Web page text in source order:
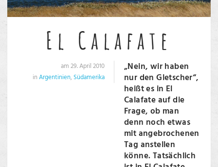
El Calafate
am 29. April 2010
inArgentinien, Südamerika
„Nein, wir haben
nur den Gletscher“,
heißt es in El
Calafate auf die
Frage, ob man
denn noch etwas
mit angebrochenen
Tag anstellen
könne. Tatsächlich